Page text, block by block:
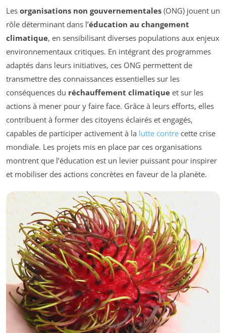
Les organisations non gouvernementales (ONG) jouent un
rôle déterminant dans l’éducation au changement
climatique, en sensibilisant diverses populations aux enjeux
environnementaux critiques. En intégrant des programmes
adaptés dans leurs initiatives, ces ONG permettent de
transmettre des connaissances essentielles sur les
conséquences du réchauffement climatique et sur les
actions à mener pour y faire face. Grâce à leurs efforts, elles
contribuent à former des citoyens éclairés et engagés,
capables de participer activement à la lutte contre cette crise
mondiale. Les projets mis en place par ces organisations
montrent que l’éducation est un levier puissant pour inspirer
et mobiliser des actions concrètes en faveur de la planète.